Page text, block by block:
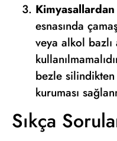
Kimyasallardan
esnasında
veya alkol bazlı
bezle
kuruması
Sıkça